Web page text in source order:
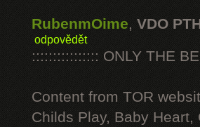
RubenmOime, VDO
odpovědět
:::::::::::::::: ONLY THE
Content from TOR
Childs Play, Baby